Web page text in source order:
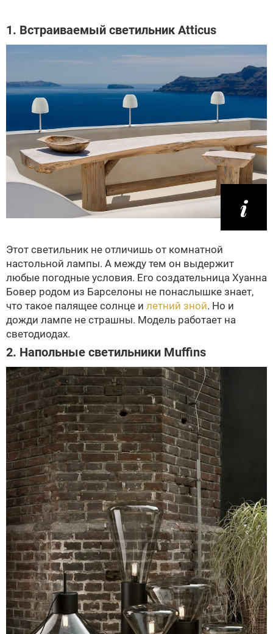
1. Встраиваемый светильник Atticus
Этот светильник не отличишь от комнатной
настольной лампы. А между тем он выдержит
любые погодные условия. Его создательница Хуанна
Бовер родом из Барселоны не понаслышке знает,
что такое палящее солнце и летний зной. Но и
дожди лампе не страшны. Модель работает на
светодиодах.
2. Напольные светильники Muffins